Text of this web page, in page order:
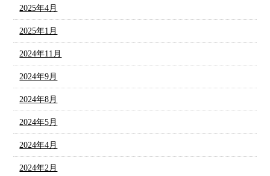
2025年4月
2025年1月
2024年11月
2024年9月
2024年8月
2024年5月
2024年4月
2024年2月